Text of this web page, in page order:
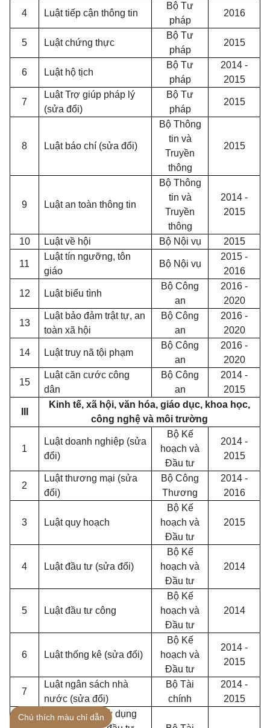
4 Luật tiếp cận thông tin
Bộ Tư
pháp
2016
5 Luật chứng thực
Bộ Tư
pháp
2015
6 Luật hộ tịch
Bộ Tư
pháp
2014 -
2015
7
Luật Trợ giúp pháp lý
(sửa đổi)
Bộ Tư
pháp
2015
8 Luật báo chí (sửa đổi)
Bộ Thông
tin và
Truyền
thông
2015
9 Luật an toàn thông tin
Bộ Thông
tin và
Truyền
thông
2014 -
2015
10 Luật về hội Bộ Nội vụ 2015
11
Luật tín ngưỡng, tôn
giáo
Bộ Nội vụ
2015 -
2016
12 Luật biểu tình
Bộ Công
an
2016 -
2020
13
Luật bảo đảm trật tự, an
toàn xã hội
Bộ Công
an
2016 -
2020
14 Luật truy nã tội phạm
Bộ Công
an
2016 -
2020
15
Luật căn cước công
dân
Bộ Công
an
2014 -
2015
Kinh tế, xã hội, văn hóa, giáo dục, khoa học,
công nghệ và môi trường
1
Luật doanh nghiệp (sửa
đổi)
Bộ Kế
hoạch và
Đầu tư
2014 -
2015
2
Luật thương mại (sửa
đổi)
Bộ Công
Thương
2014 -
2016
3 Luật quy hoạch
Bộ Kế
hoạch và
Đầu tư
2015
4 Luật đầu tư (sửa đổi)
Bộ Kế
hoạch và
Đầu tư
2014
5 Luật đầu tư công
Bộ Kế
hoạch và
Đầu tư
2014
6 Luật thống kê (sửa đổi)
Bộ Kế
hoạch và
Đầu tư
2014 -
2015
7
Luật ngân sách nhà
nước (sửa đổi)
Bộ Tài
chính
2014 -
2015
Luật quản lý, sử dụng
Chú thích màu chỉ dẫn